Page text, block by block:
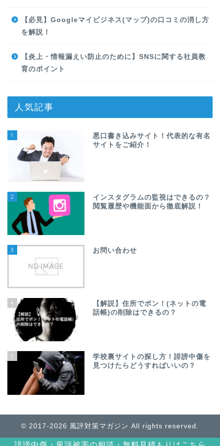
【必見】Googleマイビジネス(マップ)の口コミの消し方
を解説！
【炎上・情報漏えい防止のために】SNSに関する社員教
育のポイント
人気記事
1
悪口書き込みサイト！代表的な有名
サイトをご紹介！
2
インスタグラムの監視はできるの？
閲覧履歴や機能面から徹底解説！
3 お問い合わせ
4
【解説】住所でポン！(ネットの電
話帳)の削除はできるの？
5
学校裏サイトの探し方！誹謗中傷を
見つけたらどうすればいいの？
© 2017-2026 風評対策マガジン All rights reserved.